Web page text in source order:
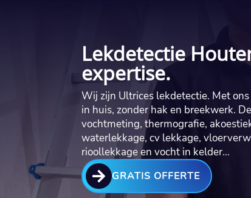
Lekdetectie
expertise.
Wij zijn Ultrices lekdetectie. Met
in huis, zonder hak en breekwerk.
vochtmeting, thermografie,
waterlekkage, cv lekkage,
rioollekkage en vocht in kelder…
 GRATIS OFFERTE